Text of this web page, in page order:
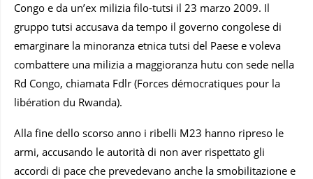
Congo e da un’ex milizia filo-tutsi il 23 marzo 2009. Il
gruppo tutsi accusava da tempo il governo congolese di
emarginare la minoranza etnica tutsi del Paese e voleva
combattere una milizia a maggioranza hutu con sede nella
Rd Congo, chiamata Fdlr (Forces démocratiques pour la
libération du Rwanda).
Alla fine dello scorso anno i ribelli M23 hanno ripreso le
armi, accusando le autorità di non aver rispettato gli
accordi di pace che prevedevano anche la smobilitazione e